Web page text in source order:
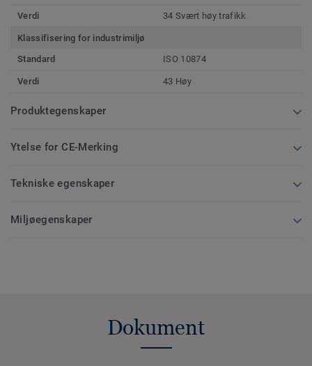
Verdi 34 Svært høy trafikk
Klassifisering for industrimiljø
Standard
ISO 10874
Verdi 43 Høy
Produktegenskaper
Ytelse for CE-Merking
Tekniske egenskaper
Miljøegenskaper
Dokument